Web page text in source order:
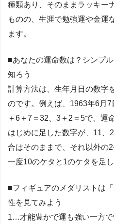
種類あり、そのままラッキー
ものの、生涯で勉強運や金運
ます。
■あなたの運命数は？シンプ
知ろう
計算方法は、生年月日の数字
のです。例えば、1963年6月
＋6＋7＝32、3＋2＝5で、運
はじめに足した数字が、11、
合はそのままで、それ以外の
一度10のケタと1のケタを足し
■フィギュアのメダリストは
性を見てみよう
1…才能豊かで運も強い一方で